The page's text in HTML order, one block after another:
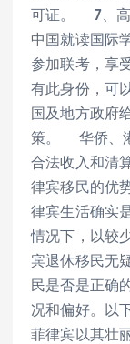
可证。 7、高
中国就读国际
参加联考，
有此身份，可
国及地方政府
策。 华侨、
合法收入和清
律宾移民的优
律宾生活确实
情况下，以较
宾退休移民无
民是否是正确
况和偏好。以
菲律宾以其壮